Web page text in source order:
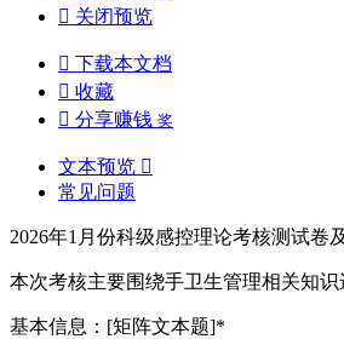
 关闭预览
 下载本文档
 收藏
 分享赚钱 奖
文本预览 
常见问题
2026年1月份科级感控理论考核测试卷
本次考核主要围绕手卫生管理相关知
基本信息：[矩阵文本题]*